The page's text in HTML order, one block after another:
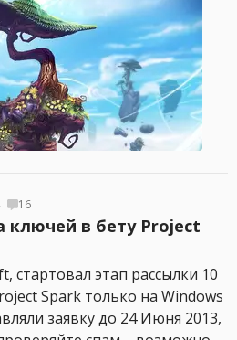
16
ключей в бету Project
стартовал этап рассылки 10
Spark только на Windows
заявку до 24 Июня 2013,